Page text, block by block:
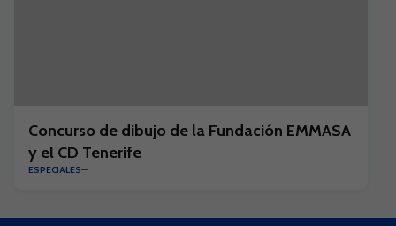
Concurso de dibujo de la Fundación EMMASA
y el CD Tenerife
ESPECIALES